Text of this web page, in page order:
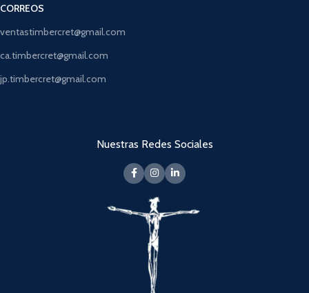
CORREOS
ventastimbercret@gmail.com
ca.timbercret@gmail.com
jp.timbercret@gmail.com
Nuestras Redes Sociales